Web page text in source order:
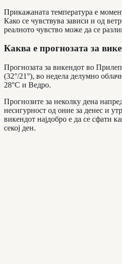
Прикажаната температура е
Како се чувствува зависи и од
реалното чувство може да се
Каква е прогнозата за
Прогнозата за викендот во
(32°/21°), во недела делумно
28°C и Ведро.
Прогнозите за неколку дена
несигурност од оние за денес и
викендот најдобро е да се сфати
секој ден.